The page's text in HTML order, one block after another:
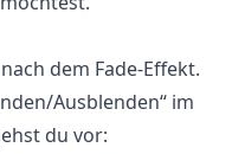
dem Fade-Effekt.
Ausblenden“ im
du vor: